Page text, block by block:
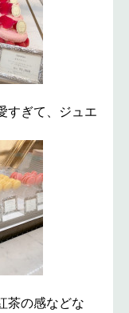
すぎて、ジュエ
茶の感などな